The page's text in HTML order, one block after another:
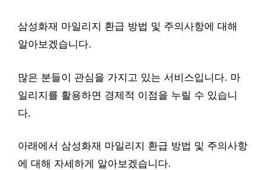
삼성화재 마일리지 환급 방법 및 주의사항에 대해
알아보겠습니다.
많은 분들이 관심을 가지고 있는 서비스입니다. 마
일리지를 활용하면 경제적 이점을 누릴 수 있습니
다.
아래에서 삼성화재 마일리지 환급 방법 및 주의사항
에 대해 자세하게 알아보겠습니다.